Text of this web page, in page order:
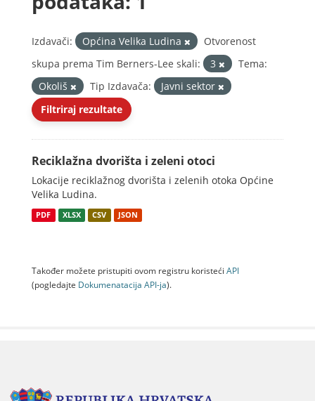
Izdavači: Općina Velika Ludina
Otvorenost
skupa prema Tim Berners-Lee skali:
3
Tema:
Okoliš
Tip Izdavača:
Javni sektor
Filtriraj rezultate
Reciklažna dvorišta i zeleni otoci
Lokacije reciklažnog dvorišta i zelenih otoka Općine
Velika Ludina.
PDF XLSX CSV JSON
Također možete pristupiti ovom registru koristeći API
(pogledajte Dokumenаtаcijа API-jа).